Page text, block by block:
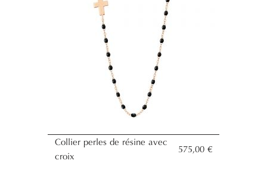
Collier perles de résine avec
croix
575,00 €